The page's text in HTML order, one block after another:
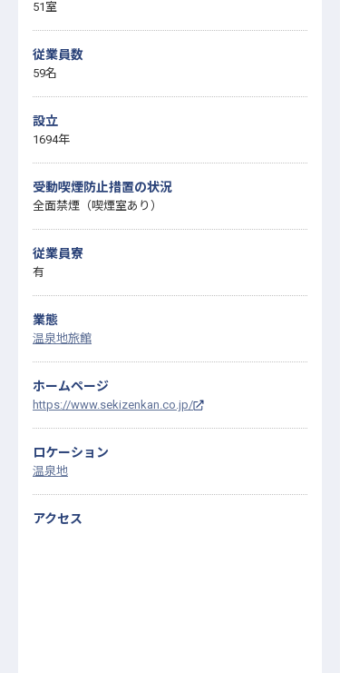
51室
従業員数
59名
設立
1694年
受動喫煙防止措置の状況
全面禁煙（喫煙室あり）
従業員寮
有
業態
温泉地旅館
ホームページ
https://www.sekizenkan.co.jp/
ロケーション
温泉地
アクセス